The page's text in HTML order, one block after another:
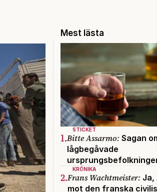
Mest lästa
STICKET
1.Bitte Assarmo: Sagan
lågbegåvade
KRÖNIKA
2.Frans Wachtmeister: Ja,
mot den franska